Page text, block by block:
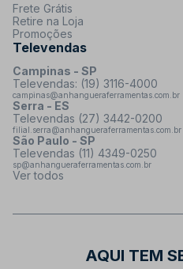
Frete Grátis
Retire na Loja
Promoções
Televendas
Campinas - SP
Televendas: (19) 3116-4000
campinas@anhangueraferramentas.com.br
Serra - ES
Televendas (27) 3442-0200
filial.serra@anhangueraferramentas.com.br
São Paulo - SP
Televendas (11) 4349-0250
sp@anhangueraferramentas.com.br
Ver todos
AQUI TEM